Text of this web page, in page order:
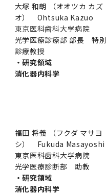
大塚 和朗 （オオツカ カズ
オ） Ohtsuka Kazuo
東京医科歯科大学病院
光学医療診療部 部長 特別
診療教授
・研究領域
消化器内科学
福田 将義 （フクダ マサヨ
シ） Fukuda Masayoshi
東京医科歯科大学病院
光学医療診断部 助教
・研究領域
消化器内科学